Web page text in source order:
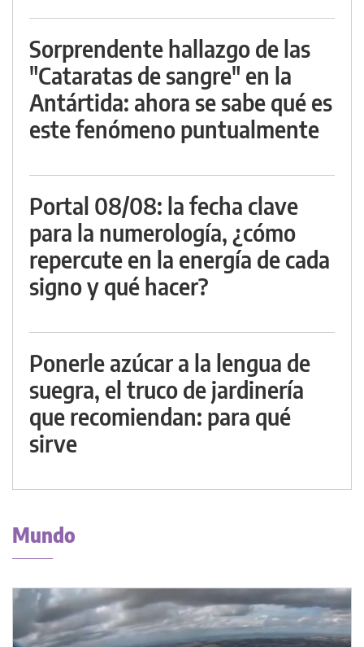
Sorprendente hallazgo de las
"Cataratas de sangre" en la
Antártida: ahora se sabe qué es
este fenómeno puntualmente
Portal 08/08: la fecha clave
para la numerología, ¿cómo
repercute en la energía de cada
signo y qué hacer?
Ponerle azúcar a la lengua de
suegra, el truco de jardinería
que recomiendan: para qué
sirve
Mundo